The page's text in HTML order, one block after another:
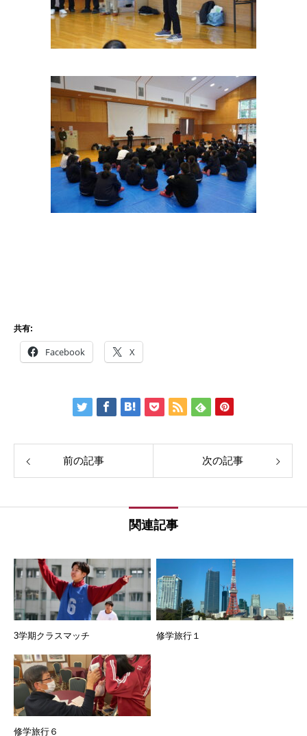
共有:
Facebook X
前の記事 次の記事
関連記事
3学期クラスマッチ 修学旅行１
修学旅行６